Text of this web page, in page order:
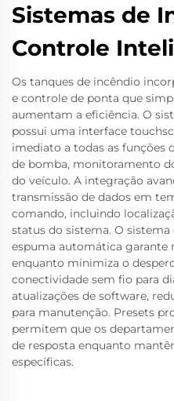
Sistemas de
Controle
Os tanques de incêndio
e controle de ponta que
aumentam a eficiência. O
possui uma interface
imediato a todas as funções
de bomba, monitoramento
do veículo. A integração
transmissão de dados em
comando, incluindo
status do sistema. O
espuma automática garante
enquanto minimiza o
conectividade sem fio para
atualizações de software,
para manutenção. Presets
permitem que os
de resposta enquanto
específicas.